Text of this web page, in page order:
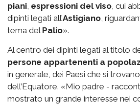
piani espressioni del viso , cui
dipinti legati all’Astigiano ,
tema del Palio».
Al centro dei dipinti legati al titolo
persone appartenenti a
in generale, dei Paesi che si
dell’Equatore. «Mio padre -
mostrato un grande interesse nei